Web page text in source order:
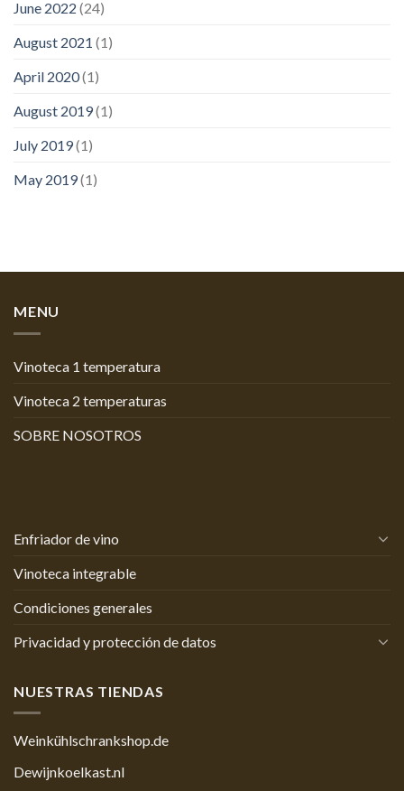
June 2022 (24)
August 2021 (1)
April 2020(1)
August 2019(1)
July 2019(1)
May 2019(1)
MENU
Vinoteca 1 temperatura
Vinoteca 2 temperaturas
SOBRE NOSOTROS
Enfriador de vino
Vinoteca integrable
Condiciones generales
Privacidad y protección de datos
NUESTRAS TIENDAS
Weinkühlschrankshop.de
Dewijnkoelkast.nl